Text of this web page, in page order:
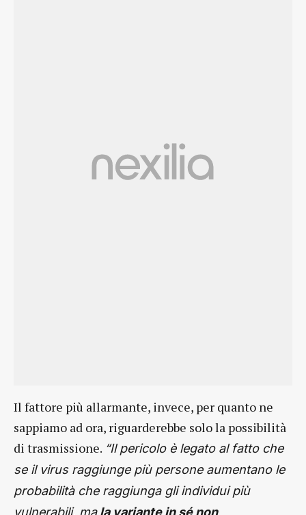
Il fattore più allarmante, invece, per quanto ne
sappiamo ad ora, riguarderebbe solo la possibilità
di trasmissione. “Il pericolo è legato al fatto che
se il virus raggiunge più persone aumentano le
probabilità che raggiunga gli individui più
vulnerabili, mala variante in sé non